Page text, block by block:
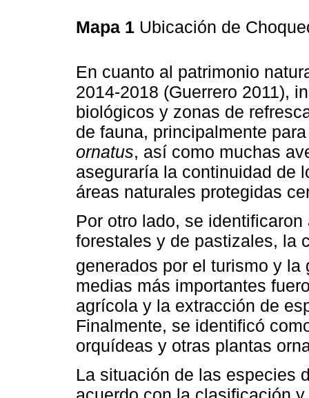
Mapa 1 Ubicación de
En cuanto al patrimonio
2014-2018 (Guerrero 2011),
biológicos y zonas de
de fauna, principalmente
ornatus, así como muchas
aseguraría la continuidad de
áreas naturales protegidas
Por otro lado, se
forestales y de pastizales, la
generados por el turismo y la
medias más importantes
agrícola y la extracción de
Finalmente, se identificó
orquídeas y otras plantas
La situación de las especies